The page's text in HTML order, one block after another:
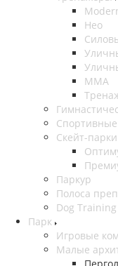
Нео
ММА
Скейт-парки
Паркур
Полоса
Dog Training
Парк
Игровые
Малые